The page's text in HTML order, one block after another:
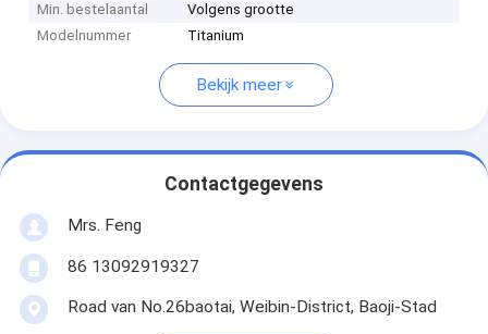
Min. bestelaantal
Volgens grootte
Modelnummer
Titanium
Bekijk meer
Contactgegevens
Mrs. Feng
86 13092919327
Road van No.26baotai, Weibin-District, Baoji-Stad